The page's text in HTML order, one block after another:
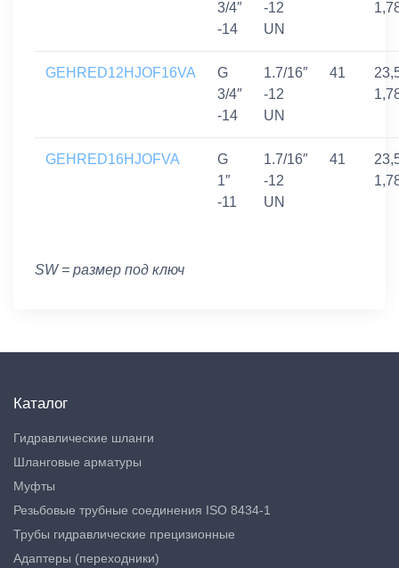
3/4″
-14
-12
UN
GEHRED12HJOF16VA
G
3/4″
-14
1.7/16″
-12
UN
41
GEHRED16HJOFVA
G
1″
-11
1.7/16″
-12
UN
41
SW = размер под ключ
Каталог
Гидравлические шланги
Шланговые арматуры
Муфты
Резьбовые трубные соединения ISO 8434-1
Трубы гидравлические прецизионные
Адаптеры (переходники)